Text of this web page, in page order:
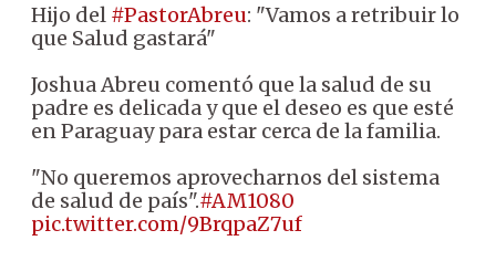
Hijo del #PastorAbreu: "Vamos a retribuir lo
que Salud gastará"
Joshua Abreu comentó que la salud de su
padre es delicada y que el deseo es que esté
en Paraguay para estar cerca de la familia.
"No queremos aprovecharnos del sistema
de salud de país".#AM1080
pic.twitter.com/9BrqpaZ7uf